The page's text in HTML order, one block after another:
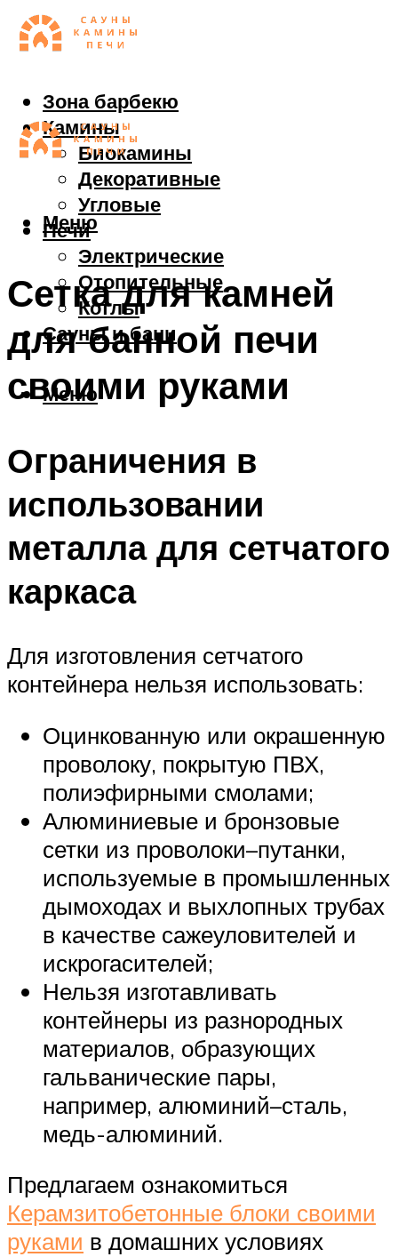
Зона барбекю
Камины
Биокамины
Декоративные
Угловые
Печи
Электрические
Отопительные
Котлы
Сауны и бани
Меню
Меню
Сетка для камней
для банной печи
своими руками
Ограничения в
использовании
металла для сетчатого
каркаса
Для изготовления сетчатого
контейнера нельзя использовать:
Оцинкованную или окрашенную
проволоку, покрытую ПВХ,
полиэфирными смолами;
Алюминиевые и бронзовые
сетки из проволоки–путанки,
используемые в промышленных
дымоходах и выхлопных трубах
в качестве сажеуловителей и
искрогасителей;
Нельзя изготавливать
контейнеры из разнородных
материалов, образующих
гальванические пары,
например, алюминий–сталь,
медь-алюминий.
Предлагаем ознакомиться
Керамзитобетонные блоки своими
руками в домашних условиях